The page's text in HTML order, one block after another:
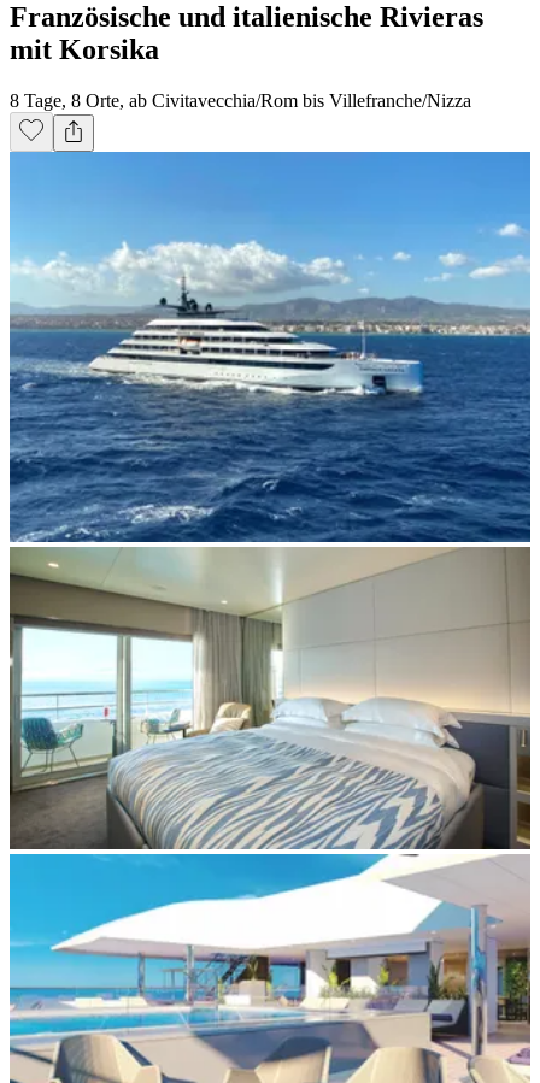
Französische und italienische Rivieras
mit Korsika
8 Tage, 8 Orte, ab Civitavecchia/Rom bis Villefranche/Nizza